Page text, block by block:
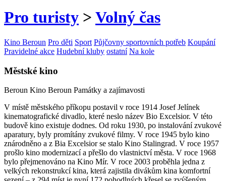
Pro turisty > Volný čas
Kino Beroun Pro děti Sport Půjčovny sportovních potřeb Koupání
Pravidelné akce Hudební kluby ostatní Na kole
Městské kino
Beroun Kino Beroun Památky a zajímavosti
V místě městského příkopu postavil v roce 1914 Josef Jelínek
kinematografické divadlo, které neslo název Bio Excelsior. V této
budově kino existuje dodnes. Od roku 1930, po instalování zvukové
aparatury, byly promítány zvukové filmy. V roce 1945 bylo kino
znárodněno a z Bia Excelsior se stalo Kino Stalingrad. V roce 1957
prošlo kino modernizací a přešlo do vlastnictví města. V roce 1968
bylo přejmenováno na Kino Mír. V roce 2003 proběhla jedna z
velkých rekonstrukcí kina, která zajistila divákům kina komfortní